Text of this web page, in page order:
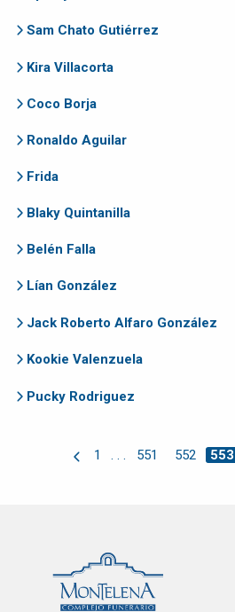
Sam Chato Gutiérrez
Kira Villacorta
Coco Borja
Ronaldo Aguilar
Frida
Blaky Quintanilla
Belén Falla
Lían González
Jack Roberto Alfaro González
Kookie Valenzuela
Pucky Rodriguez
1 . . . 551 552 553